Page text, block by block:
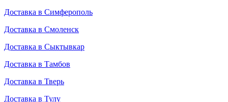
Доставка в Симферополь
Доставка в Смоленск
Доставка в Сыктывкар
Доставка в Тамбов
Доставка в Тверь
Доставка в Тулу